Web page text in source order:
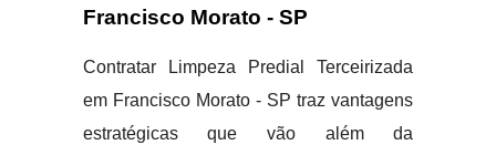
Francisco Morato - SP
Contratar Limpeza Predial Terceirizada
em Francisco Morato - SP traz vantagens
estratégicas que vão além da